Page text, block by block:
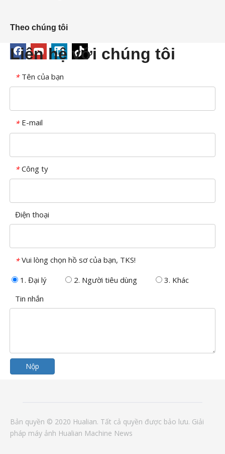
Theo chúng tôi
Liên hệ với chúng tôi
* Tên của bạn
* E-mail
* Công ty
Điện thoại
* Vui lòng chọn hồ sơ của bạn, TKS!
1. Đại lý
2. Người tiêu dùng
3. Khác
Tin nhắn
Nộp
Bản quyền © 2020 Hualian. Tất cả quyền được bảo lưu. Giải
pháp máy ảnh Hualian Machine News